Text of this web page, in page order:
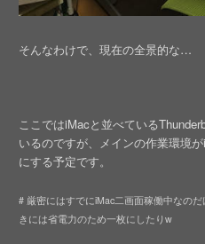
そんなわけで、現在の全景的な…
ここではiMacと並べている
いるのですが、メインの作業環境
にする予定です。
# 厳密にはすでにiMac二画面稼働中なの
きには省電力のため一枚にしたりw